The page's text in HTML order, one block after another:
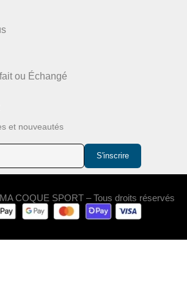
ou Échangé
et nouveautés
S'inscrire
COQUE SPORT – Tous droits réservés